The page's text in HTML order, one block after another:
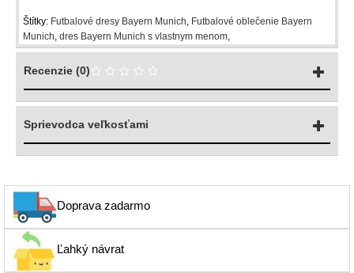
Štítky: Futbalové dresy Bayern Munich Futbalové oblečenie Bayern
Munich dres Bayern Munich s vlastnym menom
Recenzie (0)
Sprievodca veľkosťami
Doprava zadarmo
Ľahký návrat